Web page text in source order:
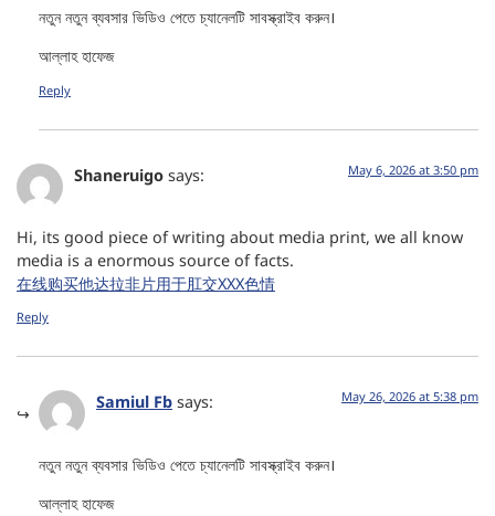
নতুন নতুন ব্যবসার ভিডিও পেতে চ্যানেলটি সাবস্ক্রাইব করুন।
আল্লাহ হাফেজ
Reply
Shaneruigo says: May 6, 2026 at 3:50 pm
Hi, its good piece of writing about media print, we all know
media is a enormous source of facts.
在线购买他达拉非片用于肛交XXX色情
Reply
Samiul Fb says: May 26, 2026 at 5:38 pm
নতুন নতুন ব্যবসার ভিডিও পেতে চ্যানেলটি সাবস্ক্রাইব করুন।
আল্লাহ হাফেজ